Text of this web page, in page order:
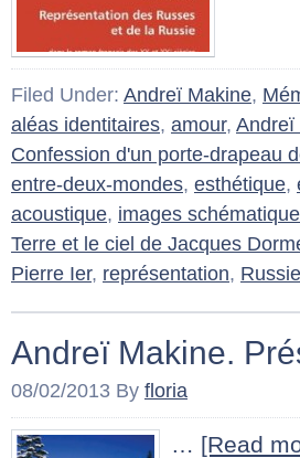
Filed Under: Andreï Makine,
aléas identitaires, amour, Andreï
Confession d'un porte-drapeau
entre-deux-mondes, esthétique,
acoustique, images
Terre et le ciel de Jacques
Pierre Ier, représentation, Russie
Andreï Makine.
08/02/2013 By floria
… [Read